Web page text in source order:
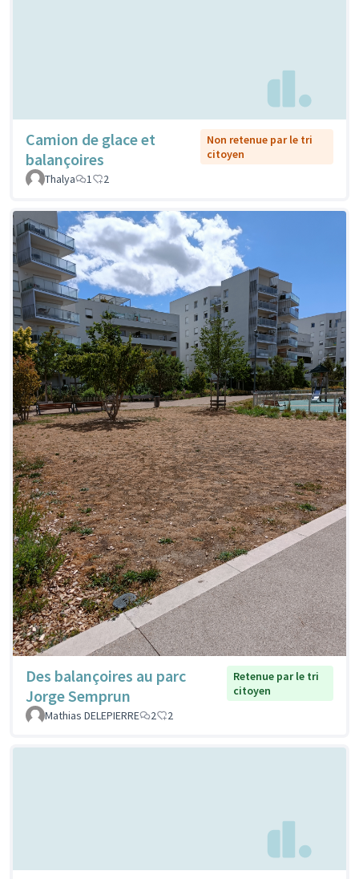
Camion de glace et
balançoires
Non retenue par le tri
citoyen
Thalya
1 2
Des balançoires au parc
Jorge Semprun
Retenue par le tri
citoyen
Mathias DELEPIERRE
2 2